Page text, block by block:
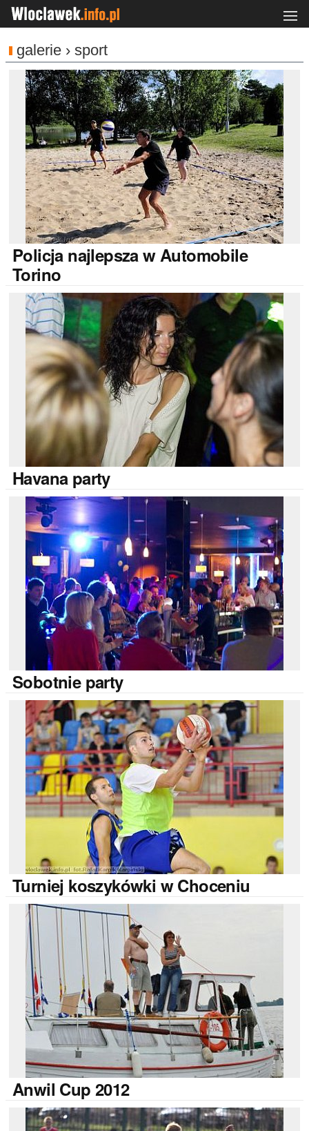
galerie › sport
Policjanajlepsza w Automobile
Torino
Havanaparty
Sobotnieparty
Turniej koszykówki w Choceniu
Anwil Cup 2012